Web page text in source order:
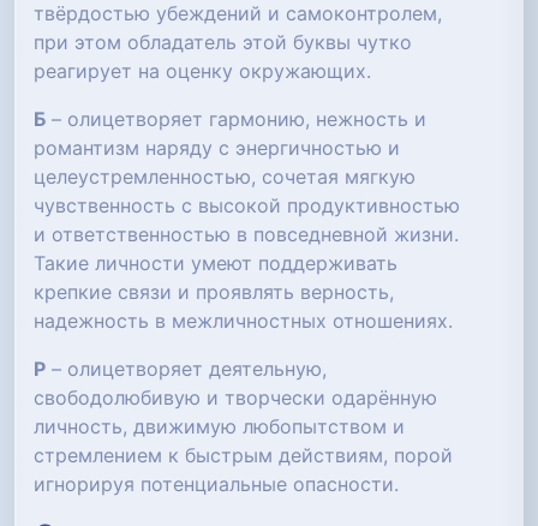
твёрдостью убеждений и самоконтролем,
при этом обладатель этой буквы чутко
реагирует на оценку окружающих.
Б – олицетворяет гармонию, нежность и
романтизм наряду с энергичностью и
целеустремленностью, сочетая мягкую
чувственность с высокой продуктивностью
и ответственностью в повседневной жизни.
Такие личности умеют поддерживать
крепкие связи и проявлять верность,
надежность в межличностных отношениях.
Р – олицетворяет деятельную,
свободолюбивую и творчески одарённую
личность, движимую любопытством и
стремлением к быстрым действиям, порой
игнорируя потенциальные опасности.